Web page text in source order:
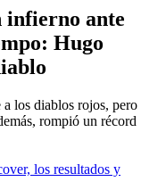
infierno ante
Hugo
los diablos rojos, pero
rompió un récord
los resultados y